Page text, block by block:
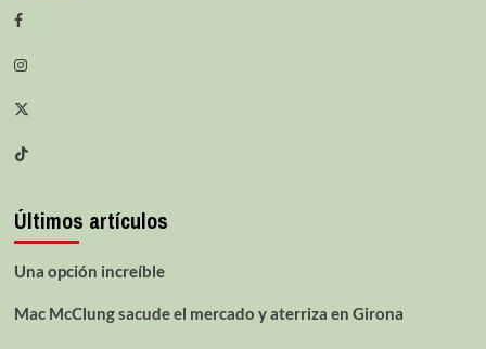
Últimos artículos
Una opción increíble
Mac McClung sacude el mercado y aterriza en Girona